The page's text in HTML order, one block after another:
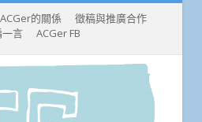
的關係
徵稿與推廣合作
言
ACGer FB